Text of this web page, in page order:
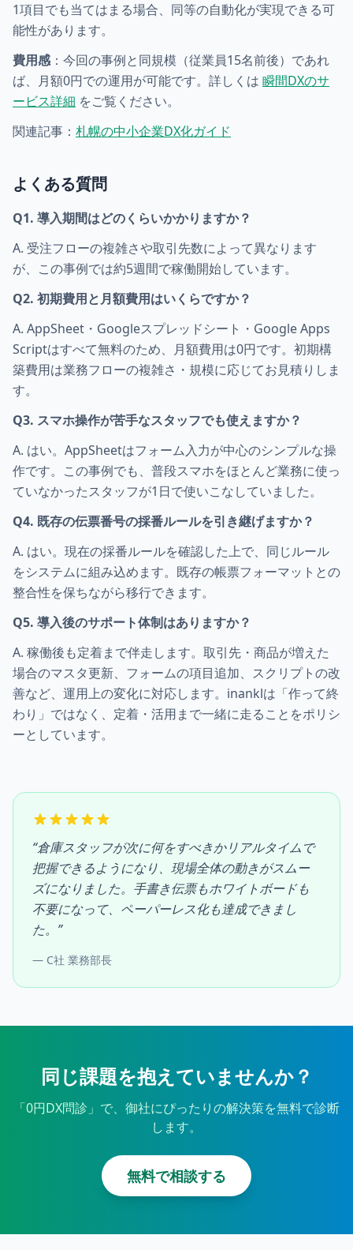
1項目でも当てはまる場合、同等の自動化が実現できる可
能性があります。
費用感 ：今回の事例と同規模（従業員15名前後）であれ
ば、月額0円での運用が可能です。詳しくは 瞬間DXのサ
ービス詳細 をご覧ください。
関連記事： 札幌の中小企業DX化ガイド
よくある質問
Q1. 導入期間はどのくらいかかりますか？
A. 受注フローの複雑さや取引先数によって異なります
が、この事例では約5週間で稼働開始しています。
Q2. 初期費用と月額費用はいくらですか？
A. AppSheet・Googleスプレッドシート・Google Apps
Scriptはすべて無料のため、月額費用は0円です。初期構
築費用は業務フローの複雑さ・規模に応じてお見積りしま
す。
Q3. スマホ操作が苦手なスタッフでも使えますか？
A. はい。AppSheetはフォーム入力が中心のシンプルな操
作です。この事例でも、普段スマホをほとんど業務に使っ
ていなかったスタッフが1日で使いこなしていました。
Q4. 既存の伝票番号の採番ルールを引き継げますか？
A. はい。現在の採番ルールを確認した上で、同じルール
をシステムに組み込めます。既存の帳票フォーマットとの
整合性を保ちながら移行できます。
Q5. 導入後のサポート体制はありますか？
A. 稼働後も定着まで伴走します。取引先・商品が増えた
場合のマスタ更新、フォームの項目追加、スクリプトの改
善など、運用上の変化に対応します。inanklは「作って終
わり」ではなく、定着・活用まで一緒に走ることをポリシ
ーとしています。
“倉庫スタッフが次に何をすべきかリアルタイムで
把握できるようになり、現場全体の動きがスムー
ズになりました。手書き伝票もホワイトボードも
不要になって、ペーパーレス化も達成できまし
た。 ”
― C社 業務部長
同じ課題を抱えていませんか？
「0円DX問診」で、御社にぴったりの解決策を無料で診断
します。
無料で相談する